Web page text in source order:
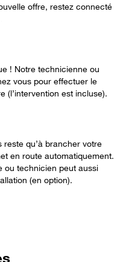
offre, restez connecté
! Notre technicienne ou
vous pour effectuer le
(l’intervention est incluse).
reste qu’à brancher votre
en route automatiquement.
ou technicien peut aussi
(en option).